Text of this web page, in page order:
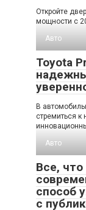
Откройте
мощности с
Авто
Toyota
В
стремиться
Авто
Все,
способ
с